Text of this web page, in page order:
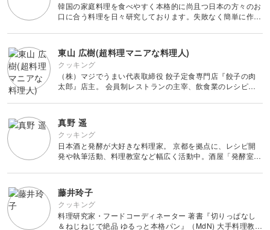
韓国の家庭料理を食べやすく本格的に尚且つ日本の方々のお
口に合う料理を日々研究しております。失敗なく簡単に作れ
東山 広樹(超料理マニアな料理人)
クッキング
（株）マジでうまい代表取締役 餃子定食専門店『餃子の肉
太郎』店主。 会員制レストランの主宰、飲食業のレシピ開
料理のおいしさについてとことん追求。日本一マニアックな
料理ブログ『Cooki
真野 遥
クッキング
日本酒と発酵が大好きな料理家。 京都を拠点に、レシピ開
発や執筆活動、料理教室など幅広く活動中。酒屋「発酵室よ
美堂出版）『最強おつまみ事典』（西東社）発売中。
藤井玲子
クッキング
料理研究家・フードコーディネーター 著書『切りっぱなし
＆ねじねじで絶品 ゆるっと本格パン』（MdN) 大手料理教室